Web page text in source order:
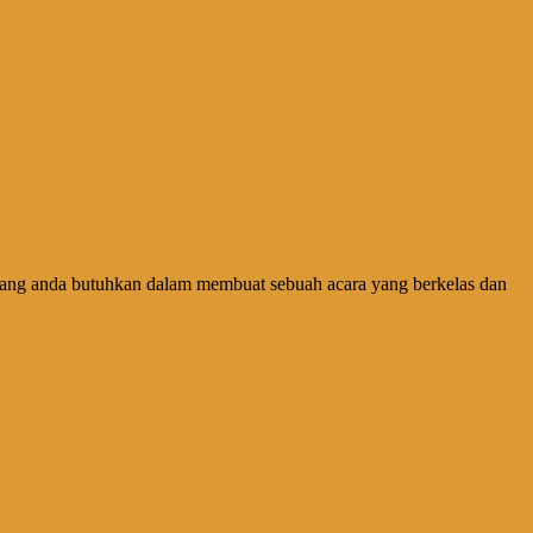
anda butuhkan dalam membuat sebuah acara yang berkelas dan